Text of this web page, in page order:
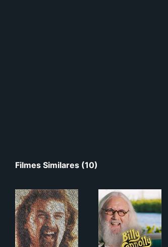
Filmes Similares (10)